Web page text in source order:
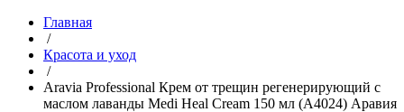
Главная
/
Красота и уход
/
Aravia Professional Крем от трещин регенерирующий с
маслом лаванды Medi Heal Cream 150 мл (А4024) Аравия